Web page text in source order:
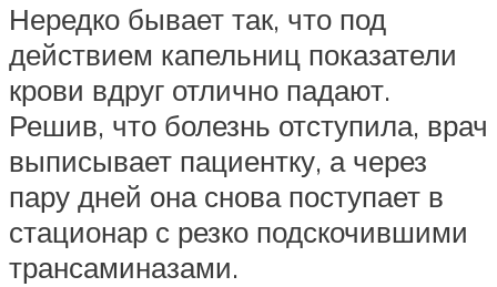
Нередко бывает так, что под
действием капельниц показатели
крови вдруг отлично падают.
Решив, что болезнь отступила, врач
выписывает пациентку, а через
пару дней она снова поступает в
стационар с резко подскочившими
трансаминазами.